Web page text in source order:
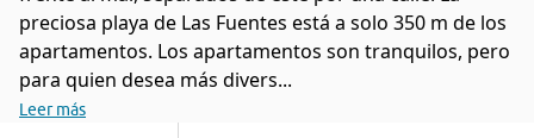
preciosa playa de Las Fuentes está a solo 350 m de los
apartamentos. Los apartamentos son tranquilos, pero
para quien desea más divers...
Leer más